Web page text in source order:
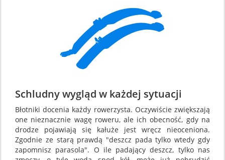
Schludny wygląd w każdej sytuacji
Błotniki docenia każdy rowerzysta. Oczywiście zwiększają
one nieznacznie wagę roweru, ale ich obecność, gdy na
drodze pojawiają się kałuże jest wręcz nieoceniona.
Zgodnie ze starą prawdą "deszcz pada tylko wtedy gdy
zapomnisz parasola". O ile padający deszcz, tylko nas